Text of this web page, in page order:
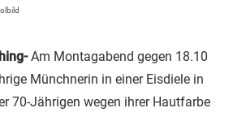
Am Montagabend gegen 18.10
Münchnerin in einer Eisdiele in
70-Jährigen wegen ihrer Hautfarbe